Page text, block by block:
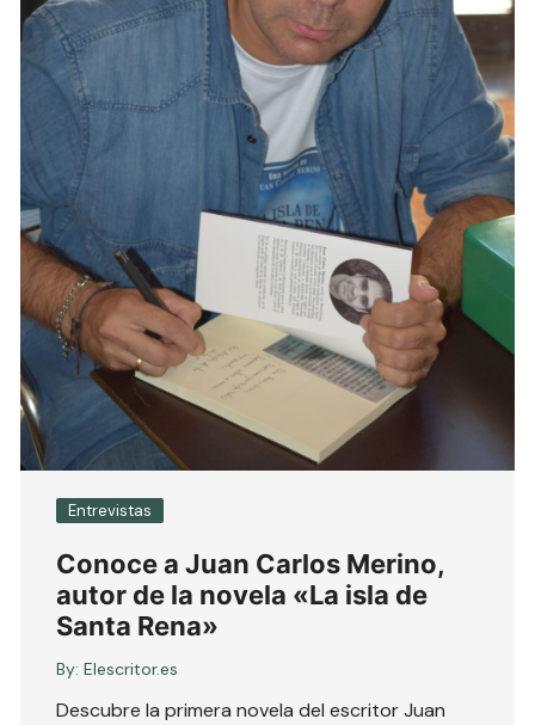
Entrevistas
Conoce a Juan Carlos Merino,
autor de la novela «La isla de
Santa Rena»
By: Elescritor.es
Descubre la primera novela del escritor Juan